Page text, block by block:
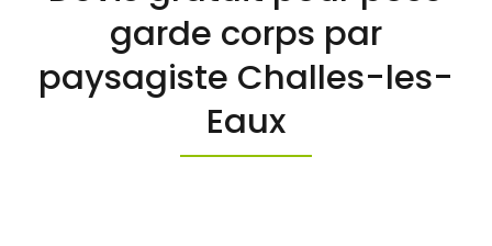
garde corps par
paysagiste Challes-les-
Eaux